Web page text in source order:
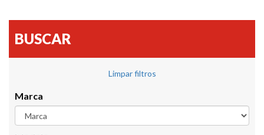
BUSCAR
Limpar filtros
Marca